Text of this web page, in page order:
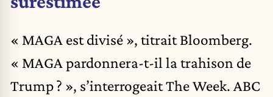
« MAGA est divisé », titrait Bloomberg.
« MAGA pardonnera-t-il la trahison de
Trump ? », s’interrogeait The Week. ABC